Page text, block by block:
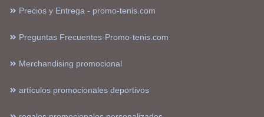
Precios y Entrega - promo-tenis.com
Preguntas Frecuentes-Promo-tenis.com
Merchandising promocional
artículos promocionales deportivos